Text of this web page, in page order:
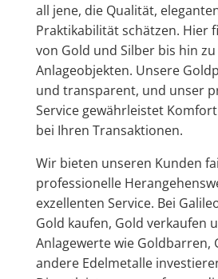
all jene, die Qualität,
Praktikabilität schätzen. Hier
von Gold und Silber bis hin
Anlageobjekten. Unsere
und transparent, und unser
Service gewährleistet
bei Ihren Transaktionen.
Wir bieten unseren Kunden
professionelle
exzellenten Service. Bei
Gold kaufen, Gold verkaufen
Anlagewerte wie Goldbarren,
andere Edelmetalle